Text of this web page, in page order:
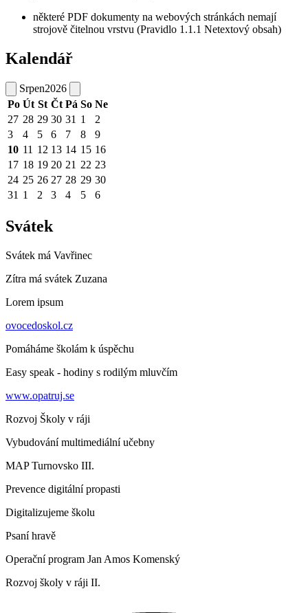
některé PDF dokumenty na webových stránkách nemají
strojově čitelnou vrstvu (Pravidlo 1.1.1 Netextový obsah)
Kalendář
Srpen2026
Po Út St Čt Pá So Ne
27 28 29 30 31 1
2
3
4 5 6 7 8
9
10 11 12 13 14 15 16
17 18 19 20 21 22 23
24 25 26 27 28 29 30
31 1 2 3 4 5 6
Svátek
Svátek má Vavřinec
Zítra má svátek Zuzana
Lorem ipsum
ovocedoskol.cz
Pomáháme školám k úspěchu
Easy speak - hodiny s rodilým mluvčím
www.opatruj.se
Rozvoj Školy v ráji
Vybudování multimediální učebny
MAP Turnovsko III.
Prevence digitální propasti
Digitalizujeme školu
Psaní hravě
Operační program Jan Amos Komenský
Rozvoj školy v ráji II.